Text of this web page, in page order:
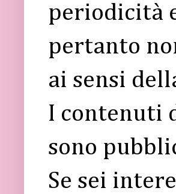
periodicità
pertanto
ai sensi
I contenuti
sono
Se sei